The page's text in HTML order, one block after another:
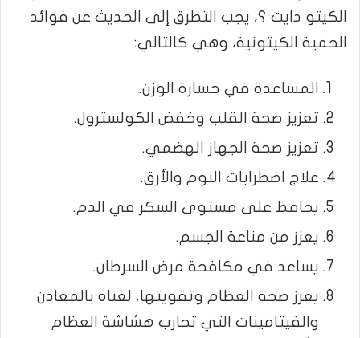
الكيتو دايت ؟، يجب التطرق إلى الحديث عن فوائد
الحمية الكيتونية، وهي كالتالي:
المساعدة في خسارة الوزن.
تعزيز صحة القلب وخفض الكولسترول.
تعزيز صحة الجهاز الهضمي.
علاج اضطرابات النوم والأرق.
يحافظ على مستوى السكر في الدم.
يعزز من مناعة الجسم.
يساعد في مكافحة مرض السرطان.
يعزز صحة العظام وتقويتها، لغناه بالمعادن
والفيتامينات التي تحارب هشاشة العظام